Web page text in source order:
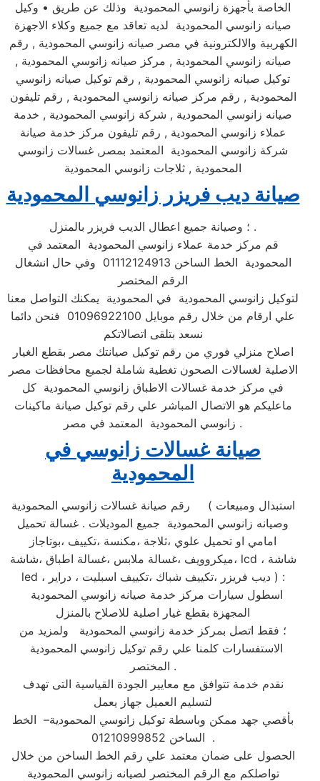
الخاصة بأجهزة زانوسي المحمودية وذلك عن طريق • وكيل
صيانه زانوسي المحمودية لديه تعاقد مع جميع وكلاء الاجهزة
الكهربية والالكترونية في مصر صيانه زانوسي المحمودية , رقم
صيانه زانوسي المحمودية , مركز صيانه زانوسي المحمودية ,
توكيل صيانه زانوسي المحمودية , رقم توكيل صيانه زانوسي
المحمودية , رقم مركز صيانه زانوسي المحمودية , رقم تليفون
صيانه زانوسي المحمودية , شركة زانوسي المحمودية , خدمة
عملاء زانوسي المحمودية , رقم تليفون مركز خدمة صيانة
شركة زانوسي المحمودية المعتمد بمصر, غسالات زانوسي
المحمودية , ثلاجات زانوسي المحمودية
صيانة ديب فريزر زانوسي المحمودية
؛ وصيانة جميع اعطال الديب فريزر بالمنزل .
قم مركز خدمة عملاء زانوسي المحمودية المعتمد في
المحمودية الخط الساخن 01112124913 وفي حال انشغال
الرقم المختصر
لتوكيل زانوسي المحمودية في المحمودية يمكنك التواصل معنا
علي ارقام من خلال رقم موبايل 01096922100 فنحن دائما
نسعد بتلقى اتصالاتكم
اصلاح منزلي فوري من رقم توكيل صيانتك مصر بقطع الغيار
الاصلية لغسالات الصحون تغطية شاملة لجميع محافظات مصر
في مركز خدمة غسالات الاطباق زانوسي المحمودية كل
ماعليكم هو الاتصال المباشر علي رقم توكيل صيانة ماكينات
زانوسي المحمودية المعتمد في مصر .
صيانة غسالات زانوسي في
المحمودية
رقم صيانة غسالات زانوسي المحمودية ( استبدال ومبيعات
وصيانه زانوسي المحمودية جميع الموديلات . غسالة تحميل
امامي او تحميل علوي ،ثلاجة ،مكنسة ،تكييف ،بوتاجاز
،ميكروويف ،غسالة ملابس ،غسالة اطباق ،شاشة lcd ، شاشة
led ، ديب فريزر ،تكييف شباك ،تكييف اسبليت ، دراير ) :
اسطول سيارات مركز خدمة صيانه زانوسي المحمودية
المجهزة بقطع غيار اصلية للاصلاح بالمنزل
؛ فقط اتصل بمركز خدمة زانوسي المحمودية ولمزيد من
الاستفسارات كلمنا علي رقم توكيل زانوسي المحمودية
المختصر .
نقدم خدمة تتوافق مع معايير الجودة القياسية التى تهدف
لتسليم العميل جهاز يعمل
بأقصي جهد ممكن وباسطة توكيل زانوسي المحمودية– الخط
الساخن 01210999852 .
الحصول على ضمان معتمد علي رقم الخط الساخن من خلال
تواصلكم مع الرقم المختصر لصيانه زانوسي المحمودية